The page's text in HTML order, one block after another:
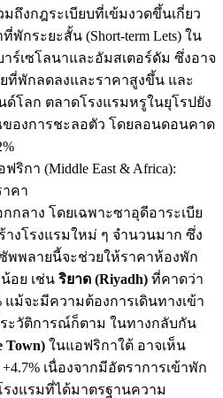
มถึงกฎระเบียบที่เข้มงวดขึ้นเกี่ยว
พักระยะสั้น (Short-term Lets) ใน
ร์เซโลนาและอัมสเตอร์ดัม ซึ่งอาจ
ที่พักลดลงและราคาสูงขึ้น และ
ด์โลก ตลาดโรงแรมหรูในยุโรปยัง
งการชะลอตัว โดยลอนดอนคาด
กา (Middle East & Africa):
คา
กลาง โดยเฉพาะซาอุดีอาระเบีย
างโรงแรมใหม่ ๆ จำนวนมาก ซึ่ง
พพลายนี้จะช่วยให้ราคาห้องพัก
อย เช่น ริยาด (Riyadh) ที่คาดว่า
แม้จะมีความต้องการเดินทางเข้า
ระวัติการณ์ก็ตาม ในทางกลับกัน
Town) ในแอฟริกาใต้ อาจเห็น
เนื่องจากมีอัตราการเข้าพัก
งแรมที่ได้มาตรฐานความ